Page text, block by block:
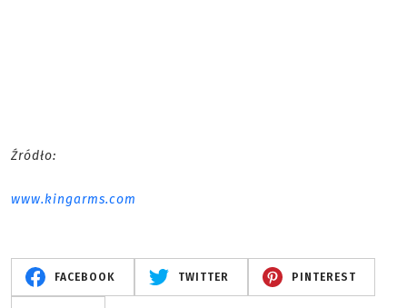
Źródło:
www.kingarms.com
FACEBOOK TWITTER PINTEREST